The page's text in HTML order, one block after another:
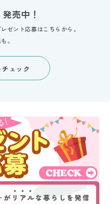
売中！
ゼント応募はこちらから。
。
ェック